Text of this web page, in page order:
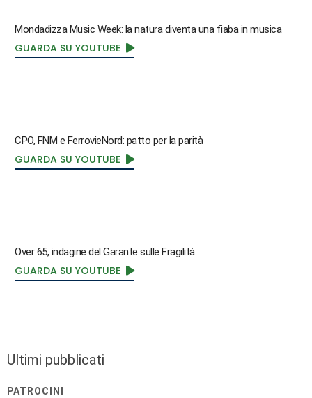
Mondadizza Music Week: la natura diventa una fiaba in musica
GUARDA SU YOUTUBE
CPO, FNM e FerrovieNord: patto per la parità
GUARDA SU YOUTUBE
Over 65, indagine del Garante sulle Fragilità
GUARDA SU YOUTUBE
Ultimi pubblicati
PATROCINI